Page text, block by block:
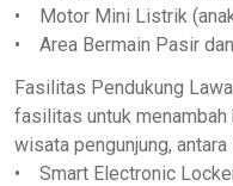
• Motor Mini Listrik
• Area Bermain Pasir
Fasilitas Pendukung
fasilitas untuk menambah
wisata pengunjung, antara
• Smart Electronic